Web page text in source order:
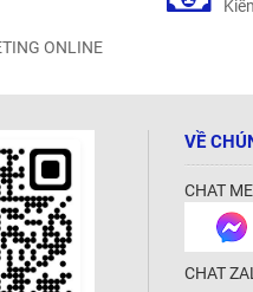
ONLINE
VỀ
CHAT
CHAT